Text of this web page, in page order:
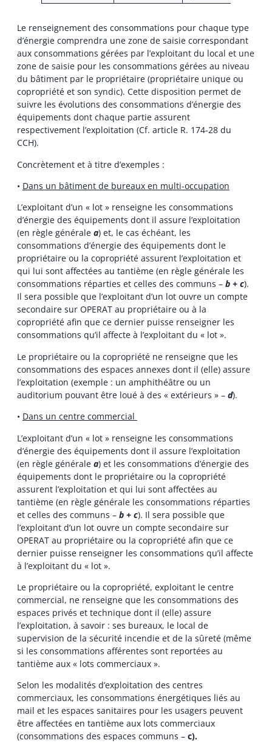
Le renseignement des consommations pour chaque type
d’énergie comprendra une zone de saisie correspondant
aux consommations gérées par l’exploitant du local et une
zone de saisie pour les consommations gérées au niveau
du bâtiment par le propriétaire (propriétaire unique ou
copropriété et son syndic). Cette disposition permet de
suivre les évolutions des consommations d’énergie des
équipements dont chaque partie assurent
respectivement l’exploitation (Cf. article R. 174-28 du
CCH).
Concrètement et à titre d’exemples :
• Dans un bâtiment de bureaux en multi-occupation
L’exploitant d’un « lot » renseigne les consommations
d’énergie des équipements dont il assure l’exploitation
(en règle générale a) et, le cas échéant, les
consommations d’énergie des équipements dont le
propriétaire ou la copropriété assurent l’exploitation et
qui lui sont affectées au tantième (en règle générale les
consommations réparties et celles des communs – b + c).
Il sera possible que l’exploitant d’un lot ouvre un compte
secondaire sur OPERAT au propriétaire ou à la
copropriété afin que ce dernier puisse renseigner les
consommations qu’il affecte à l’exploitant du « lot ».
Le propriétaire ou la copropriété ne renseigne que les
consommations des espaces annexes dont il (elle) assure
l’exploitation (exemple : un amphithéâtre ou un
auditorium pouvant être loué à des « extérieurs » – d).
• Dans un centre commercial
L’exploitant d’un « lot » renseigne les consommations
d’énergie des équipements dont il assure l’exploitation
(en règle générale a) et les consommations d’énergie des
équipements dont le propriétaire ou la copropriété
assurent l’exploitation et qui lui sont affectées au
tantième (en règle générale les consommations réparties
et celles des communs – b + c). Il sera possible que
l’exploitant d’un lot ouvre un compte secondaire sur
OPERAT au propriétaire ou la copropriété afin que ce
dernier puisse renseigner les consommations qu’il affecte
à l’exploitant du « lot ».
Le propriétaire ou la copropriété, exploitant le centre
commercial, ne renseigne que les consommations des
espaces privés et technique dont il (elle) assure
l’exploitation, à savoir : ses bureaux, le local de
supervision de la sécurité incendie et de la sûreté (même
si les consommations afférentes sont reportées au
tantième aux « lots commerciaux ».
Selon les modalités d’exploitation des centres
commerciaux, les consommations énergétiques liés au
mail et les espaces sanitaires pour les usagers peuvent
être affectées en tantième aux lots commerciaux
(consommations des espaces communs – c).